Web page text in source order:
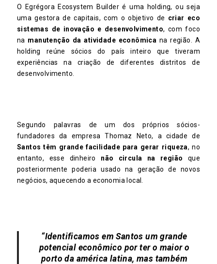
O Egrégora Ecosystem Builder é uma holding, ou seja
uma gestora de capitais, com o objetivo de criar eco
sistemas de inovação e desenvolvimento, com foco
na manutenção da atividade econômica na região. A
holding reúne sócios do país inteiro que tiveram
experiências na criação de diferentes distritos de
desenvolvimento.
Segundo palavras de um dos próprios sócios-
fundadores da empresa Thomaz Neto, a cidade de
Santos têm grande facilidade para gerar riqueza, no
entanto, esse dinheiro não circula na região que
posteriormente poderia usado na geração de novos
negócios, aquecendo a economia local.
“Identificamos em Santos um grande
potencial econômico por ter o maior o
porto da américa latina, mas também